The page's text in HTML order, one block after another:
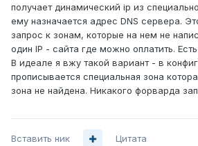
получает динамический ip из
ему назначается адрес DNS сервера.
запрос к зонам, которые на нем не
один IP - сайта где можно оплатить.
В идеале я вжу такой вариант - в
прописывается специальная зона
зона не найдена. Никакого форварда
Вставить ник Цитата